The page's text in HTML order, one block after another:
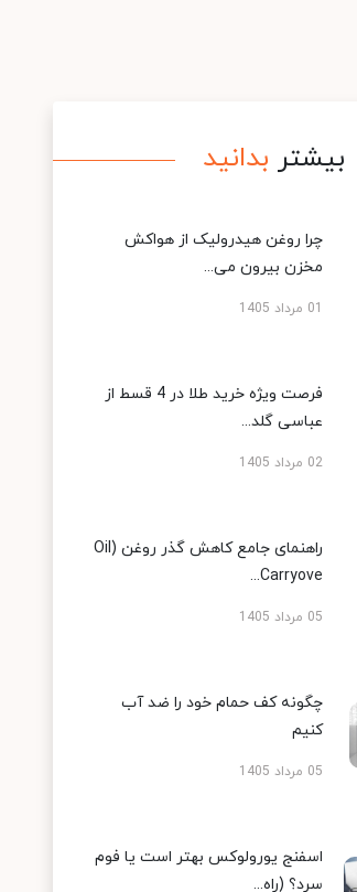
بیشتر بدانید
چرا روغن هیدرولیک از هواکش
مخزن بیرون می...
01 مرداد 1405
فرصت ویژه خرید طلا در 4 قسط از
عباسی گلد...
02 مرداد 1405
راهنمای جامع کاهش گذر روغن (Oil
Carryove...
05 مرداد 1405
چگونه کف حمام خود را ضد آب
کنیم
05 مرداد 1405
اسفنج یورولوکس بهتر است یا فوم
سرد؟ (راه...